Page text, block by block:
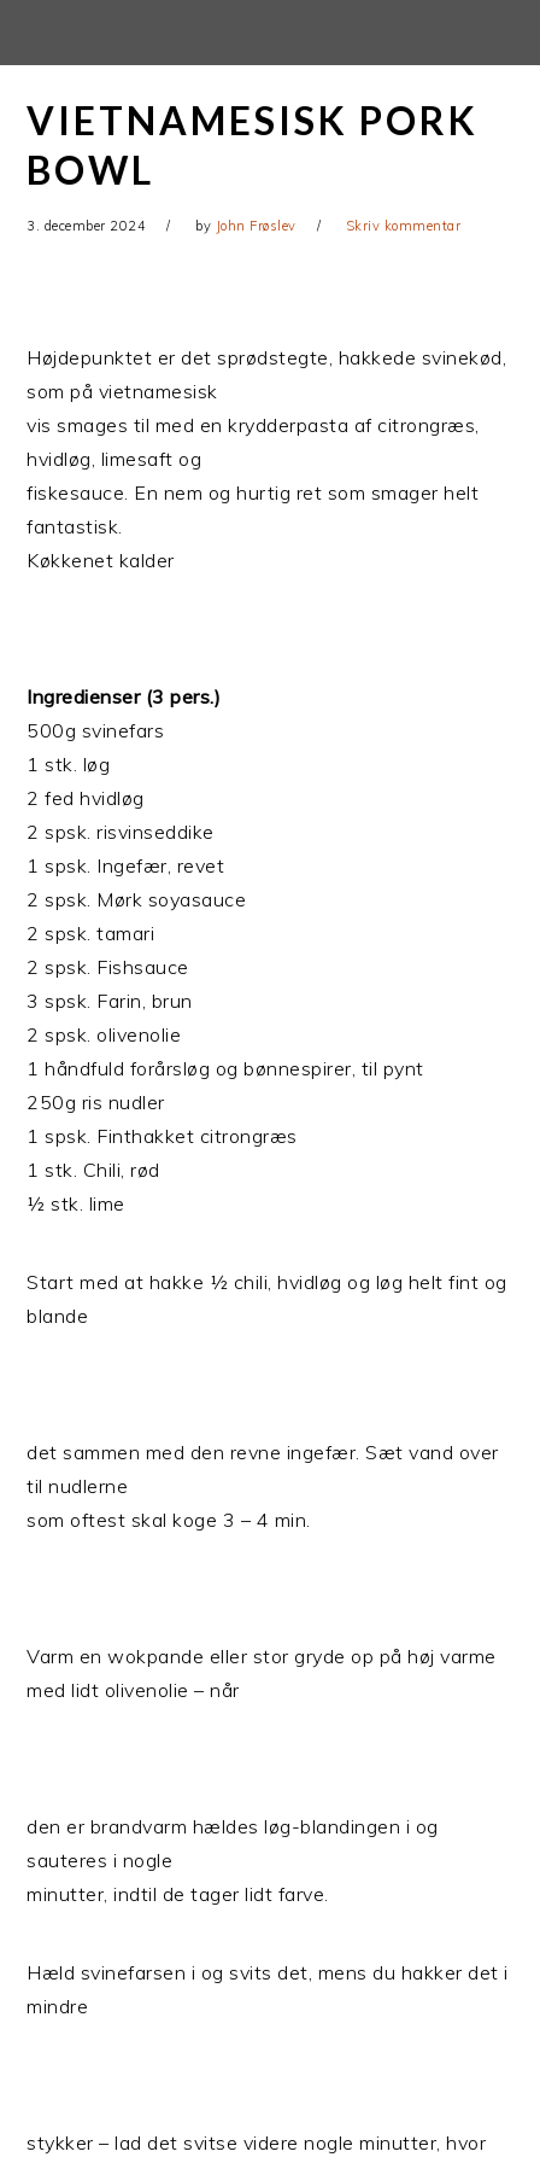
primær
navigation
VIETNAMESISK PORK
BOWL
3. december 2024 by John Frøslev Skriv kommentar
Højdepunktet er det sprødstegte, hakkede svinekød,
som på vietnamesisk
vis smages til med en krydderpasta af citrongræs,
hvidløg, limesaft og
fiskesauce. En nem og hurtig ret som smager helt
fantastisk.
Køkkenet kalder
Ingredienser (3 pers.)
500g svinefars
1 stk. løg
2 fed hvidløg
2 spsk. risvinseddike
1 spsk. Ingefær, revet
2 spsk. Mørk soyasauce
2 spsk. tamari
2 spsk. Fishsauce
3 spsk. Farin, brun
2 spsk. olivenolie
1 håndfuld forårsløg og bønnespirer, til pynt
250g ris nudler
1 spsk. Finthakket citrongræs
1 stk. Chili, rød
½ stk. lime
Start med at hakke ½ chili, hvidløg og løg helt fint og
blande
det sammen med den revne ingefær. Sæt vand over
til nudlerne
som oftest skal koge 3 – 4 min.
Varm en wokpande eller stor gryde op på høj varme
med lidt olivenolie – når
den er brandvarm hældes løg-blandingen i og
sauteres i nogle
minutter, indtil de tager lidt farve.
Hæld svinefarsen i og svits det, mens du hakker det i
mindre
stykker – lad det svitse videre nogle minutter, hvor